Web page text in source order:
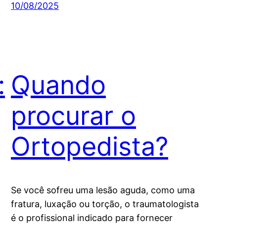
10/08/2025
Quando
procurar o
Ortopedista?
Se você sofreu uma lesão aguda, como uma
fratura, luxação ou torção, o traumatologista
é o profissional indicado para fornecer